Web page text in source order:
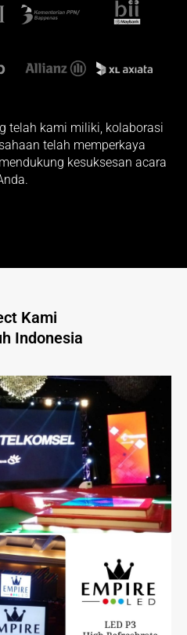
telah kami miliki, kolaborasi
telah memperkaya
kesuksesan acara
Kami
Indonesia